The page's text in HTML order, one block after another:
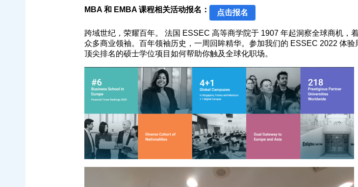
MBA 和 EMBA 课程相关活动报名： 点击报名
跨域世纪，荣耀百年。 法国 ESSEC 高等商学院于 1907 年起洞察全球商机，
众多商业领袖。百年领袖历史，一周回眸精华。参加我们的 ESSEC 2022 体验
顶尖排名的硕士学位项目如何帮助你触及全球化职场。